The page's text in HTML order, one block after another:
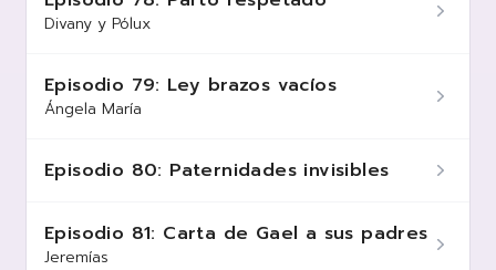
Divany y Pólux
Episodio 79: Ley brazos vacíos
Ángela María
Episodio 80: Paternidades invisibles
Episodio 81: Carta de Gael a sus padres
Jeremías